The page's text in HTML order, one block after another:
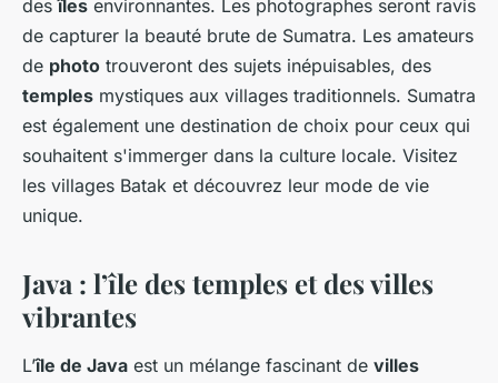
desîles environnantes. Les photographes seront ravis
de capturer la beauté brute de Sumatra. Les amateurs
de photo trouveront des sujets inépuisables, des
temples mystiques aux villages traditionnels. Sumatra
est également une destination de choix pour ceux qui
souhaitent s'immerger dans la culture locale. Visitez
les villages Batak et découvrez leur mode de vie
unique.
Java : l’île des temples et des villes
vibrantes
L’île de Java est un mélange fascinant de villes